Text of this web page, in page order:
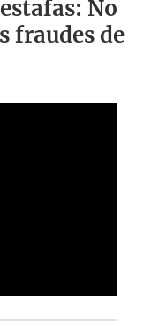
No
fraudes de